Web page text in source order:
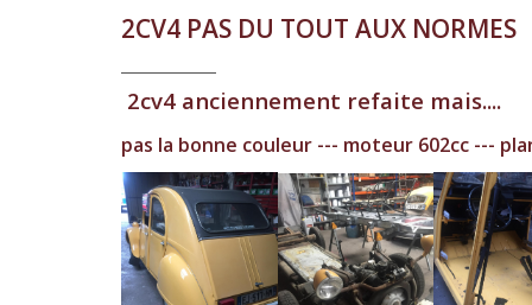
2CV4 PAS DU TOUT AUX NORMES
2cv4 anciennement refaite mais....
pas la bonne couleur --- moteur 602cc ---